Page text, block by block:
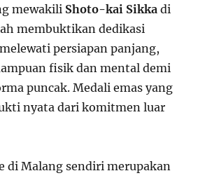
mewakili Shoto-kai Sikka di
membuktikan dedikasi
persiapan panjang,
fisik dan mental demi
puncak. Medali emas yang
nyata dari komitmen luar
di Malang sendiri merupakan